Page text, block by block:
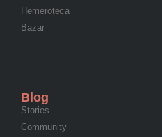
Hemeroteca
Bazar
Blog
Stories
Community